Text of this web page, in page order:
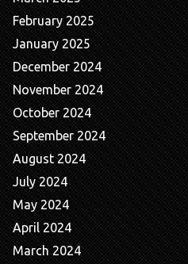
February 2025
January 2025
December 2024
November 2024
October 2024
September 2024
August 2024
July 2024
May 2024
April 2024
March 2024